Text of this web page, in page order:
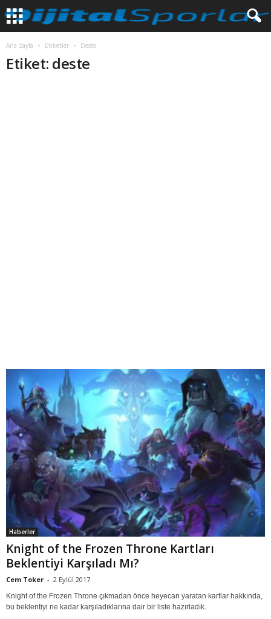
Ana Sayfa Etiketler Deste
Etiket: deste
Haberler
Knight of the Frozen Throne Kartları
Beklentiyi Karşıladı Mı?
Cem Toker - 2 Eylül 2017
Knight of the Frozen Throne çıkmadan önce heyecan yaratan kartlar hakkında,
bu beklentiyi ne kadar karşıladıklarına dair bir liste hazırladık.